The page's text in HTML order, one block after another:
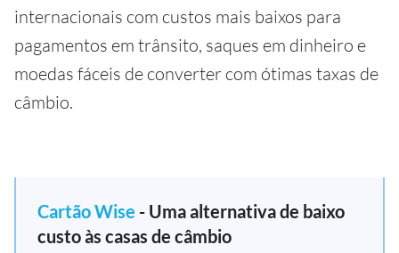
internacionais com custos mais baixos para
pagamentos em trânsito, saques em dinheiro e
moedas fáceis de converter com ótimas taxas de
câmbio.
Cartão Wise - Uma alternativa de baixo
custo às casas de câmbio